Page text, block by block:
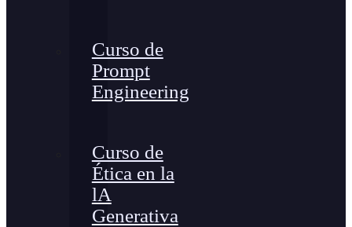
Curso de
Prompt
Engineering
Curso de
Ética en la
lA
Generativa